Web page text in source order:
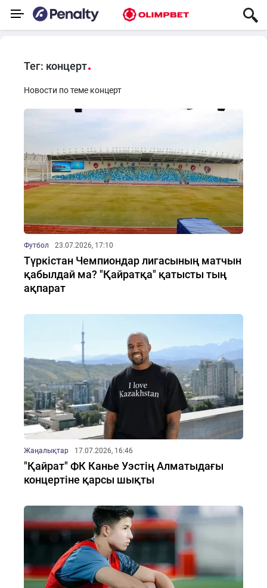
Тег: концерт
Новости по теме концерт
Футбол 23.07.2026, 17:10
Түркістан Чемпиондар лигасының матчын
қабылдай ма? "Қайратқа" қатысты тың
ақпарат
Жаңалықтар 17.07.2026, 16:46
"Қайрат" ФК Канье Уэстің Алматыдағы
концертіне қарсы шықты